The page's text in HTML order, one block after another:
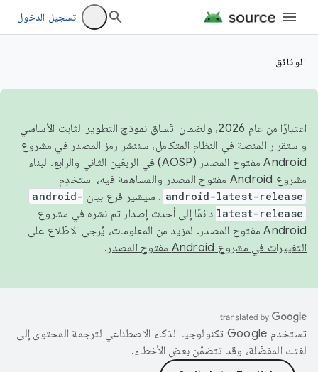
تسجيل الدخول
الوثائق
اعتبارًا من عام 2026، ولضمان اتّساق نموذج التطوير الثابت الأساسي
واستقرار المنصة في النظام المتكامل، سننشر رمز المصدر في مشروع
Android مفتوح المصدر (AOSP) في الربعَين الثاني والرابع. لبناء
مشروع Android مفتوح المصدر والمساهمة فيه، استخدِم
android-latest-release . سيشير فرع بيان android-
latest-release دائمًا إلى أحدث إصدار تم نشره في مشروع
Android مفتوح المصدر. لمزيد من المعلومات، يُرجى الاطّلاع على
التغييرات في مشروع Android مفتوح المصدر
.
تستخدم Google تكنولوجيا الذكاء الاصطناعي لترجمة المحتوى إلى
لغتك المفضّلة، وقد تتضمّن بعض الأخطاء.